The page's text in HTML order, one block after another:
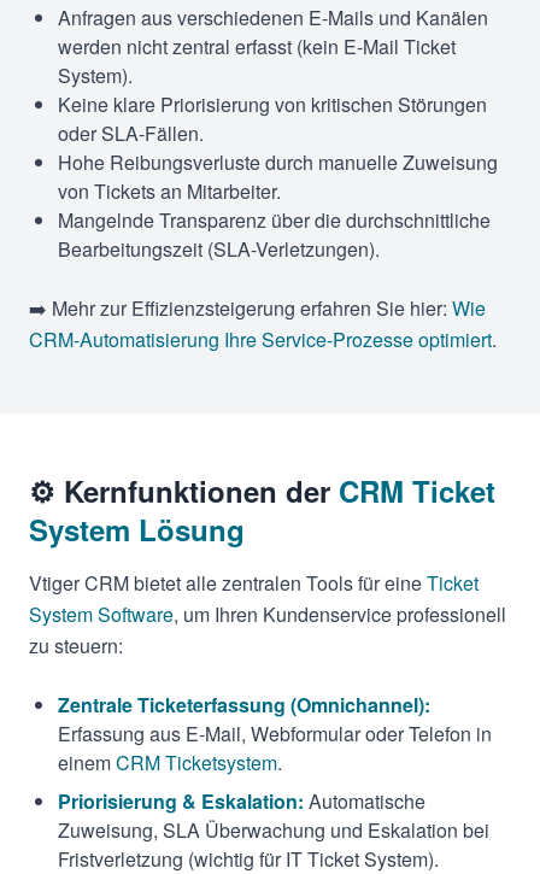
Anfragen aus verschiedenen E-Mails und Kanälen
werden nicht zentral erfasst (kein E-Mail Ticket
System).
Keine klare Priorisierung von kritischen Störungen
oder SLA-Fällen.
Hohe Reibungsverluste durch manuelle Zuweisung
von Tickets an Mitarbeiter.
Mangelnde Transparenz über die durchschnittliche
Bearbeitungszeit (SLA-Verletzungen).
➡️ Mehr zur Effizienzsteigerung erfahren Sie hier: Wie
CRM-Automatisierung Ihre Service-Prozesse optimiert.
⚙️ Kernfunktionen der CRM Ticket
System Lösung
Vtiger CRM bietet alle zentralen Tools für eineTicket
System Software, um Ihren Kundenservice professionell
zu steuern:
Zentrale Ticketerfassung (Omnichannel):
Erfassung aus E-Mail, Webformular oder Telefon in
einemCRM Ticketsystem.
Priorisierung & Eskalation: Automatische
Zuweisung, SLA Überwachung und Eskalation bei
Fristverletzung (wichtig für IT Ticket System).